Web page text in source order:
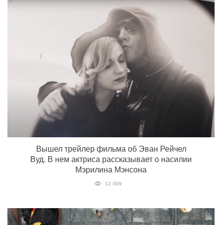
Вышел трейлер фильма об Эван Рейчел
Вуд. В нем актриса рассказывает о насилии
Мэрилина Мэнсона
12 009